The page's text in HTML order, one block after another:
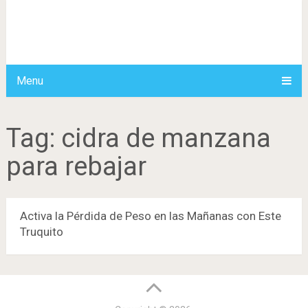
Menu
Tag: cidra de manzana
para rebajar
Activa la Pérdida de Peso en las Mañanas con Este
Truquito